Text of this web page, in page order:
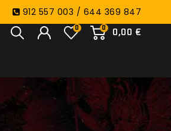
912 557 003 / 644 369 847
0
0,00 €
0